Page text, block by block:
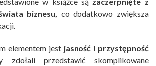
biznesu, co dodatkowo zwiększa
elementem jest jasność i przystępność
zdołali przedstawić skomplikowane